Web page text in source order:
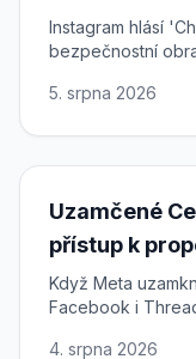
Instagram hlásí
bezpečnostní
přístup.
5. srpna 2026
Uzamčené
přístup k
Když Meta
Facebook i
4. srpna 2026